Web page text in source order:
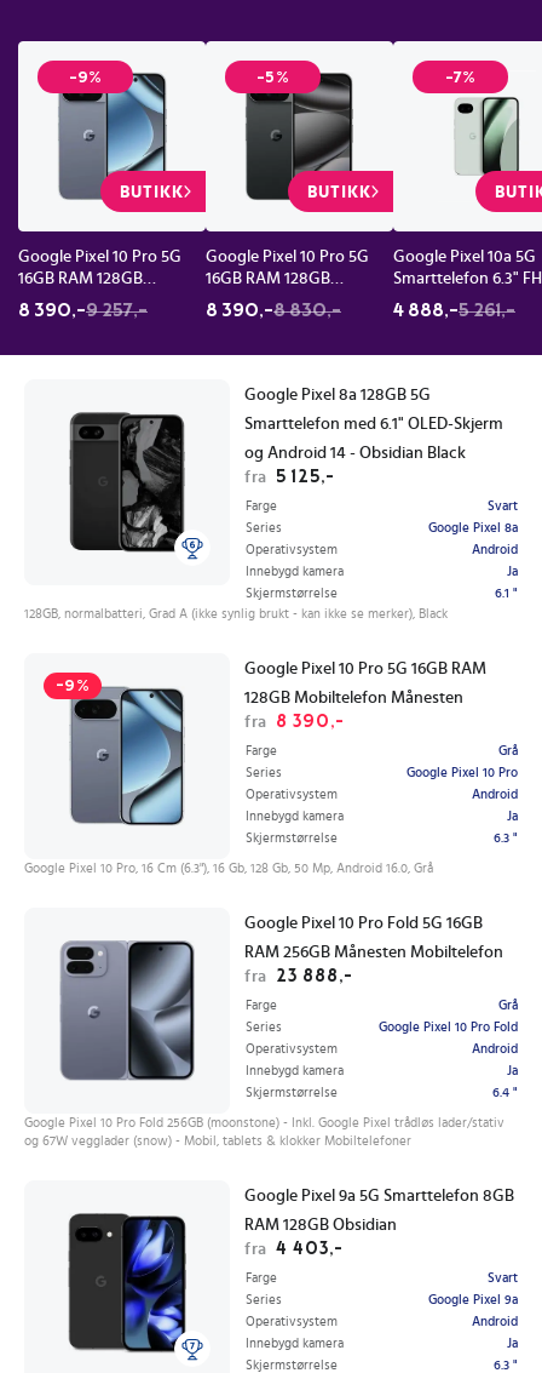
-9%
BUTIKK
Google Pixel 10 Pro 5G
16GB RAM 128GB
Mobiltelefon Månesten
8 390,-9 257,-
-5%
BUTIKK
Google Pixel 10 Pro 5G
16GB RAM 128GB
Smarttelefon Obsidian
8 390,-8 830,-
-7%
Google Pixel 10a 5G
Smarttelefon 6.3"
128GB Fog
4 888,-5 261,-
Google Pixel 8a 128GB 5G
Smarttelefon med 6.1" OLED-Skjerm
og Android 14 - Obsidian Black
fra
5 125,-
Farge
Svart
Series
Google Pixel 8a
Operativsystem
Android
Innebygd kamera
Ja
Skjermstørrelse
6.1 "
128GB, normalbatteri, Grad A (ikke synlig brukt - kan ikke se merker), Black
-9%
Google Pixel 10 Pro 5G 16GB RAM
128GB Mobiltelefon Månesten
fra
8 390,-
Farge
Grå
Series
Google Pixel 10 Pro
Operativsystem
Android
Innebygd kamera
Ja
Skjermstørrelse
6.3 "
Google Pixel 10 Pro, 16 Cm (6.3"), 16 Gb, 128 Gb, 50 Mp, Android 16.0, Grå
Google Pixel 10 Pro Fold 5G 16GB
RAM 256GB Månesten Mobiltelefon
fra
23 888,-
Farge
Grå
Series
Google Pixel 10 Pro Fold
Operativsystem
Android
Innebygd kamera
Ja
Skjermstørrelse
6.4 "
Google Pixel 10 Pro Fold 256GB (moonstone) - Inkl. Google Pixel trådløs lader/stativ
og 67W vegglader (snow) - Mobil, tablets & klokker Mobiltelefoner
Google Pixel 9a 5G Smarttelefon 8GB
RAM 128GB Obsidian
fra 4 403,-
Farge
Svart
Series
Google Pixel 9a
Operativsystem
Android
Innebygd kamera
Ja
Skjermstørrelse
6.3 "